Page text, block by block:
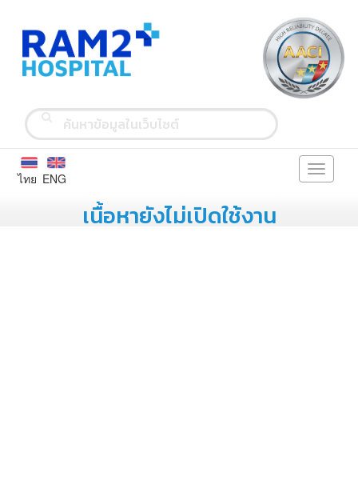
ENG
ไทย
Toggle
เนื้อหายังไม่เปิดใช้งาน